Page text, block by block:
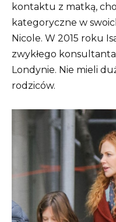
kontaktu z matką,
kategoryczne w
Nicole. W 2015 roku
zwykłego
Londynie. Nie mieli
rodziców.